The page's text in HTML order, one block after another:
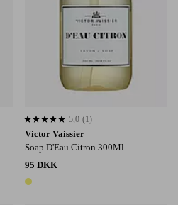
Victor Vaissier
Soap D'Eau Citron 300Ml
95 DKK
1 farve
5,0 baseret på 1 bedømmelser
5,0 (1)